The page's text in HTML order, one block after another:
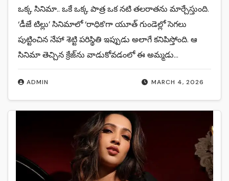
MARCH 4, 2026
ADMIN
ఒక్క సినిమా.. ఒకే ఒక్క పాత్ర ఒక నటి తలరాతను మార్చేస్తుంది.
‘డీజే టిల్లు’ సినిమాలో ‘రాధిక’గా యూత్ గుండెల్లో సెగలు
పుట్టించిన నేహా శెట్టి పరిస్థితి ఇప్పుడు అలాగే కనిపిస్తోంది. ఆ
సినిమా తెచ్చిన క్రేజ్‌ను వాడుకోవడంలో ఈ అమ్మడు…